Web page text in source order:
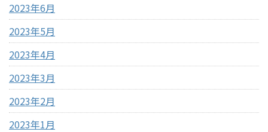
2023年6月
2023年5月
2023年4月
2023年3月
2023年2月
2023年1月